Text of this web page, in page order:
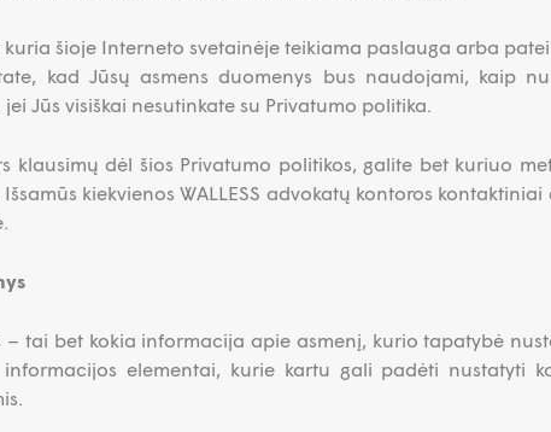
šioje Interneto svetainėje teikiama paslauga arba
kad Jūsų asmens duomenys bus naudojami, kaip
Jūs visiškai nesutinkate su Privatumo politika.
klausimų dėl šios Privatumo politikos, galite bet kuriuo
kiekvienos WALLESS advokatų kontoros
– tai bet kokia informacija apie asmenį, kurio tapatybė
informacijos elementai, kurie kartu gali padėti nustatyti